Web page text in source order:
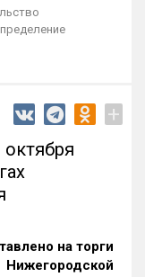
+
на торги